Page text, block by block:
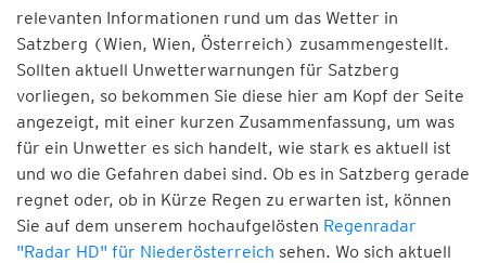
relevanten Informationen rund um das Wetter in
Satzberg (Wien, Wien, Österreich) zusammengestellt.
Sollten aktuell Unwetterwarnungen für Satzberg
vorliegen, so bekommen Sie diese hier am Kopf der Seite
angezeigt, mit einer kurzen Zusammenfassung, um was
für ein Unwetter es sich handelt, wie stark es aktuell ist
und wo die Gefahren dabei sind. Ob es in Satzberg gerade
regnet oder, ob in Kürze Regen zu erwarten ist, können
Sie auf dem unserem hochaufgelösten Regenradar
"Radar HD" für Niederösterreich sehen. Wo sich aktuell